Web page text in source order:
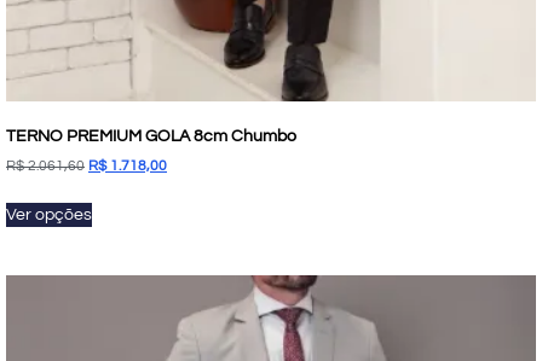
TERNO PREMIUM GOLA 8cm Chumbo
R$2.061,60 R$1.718,00
Ver opções